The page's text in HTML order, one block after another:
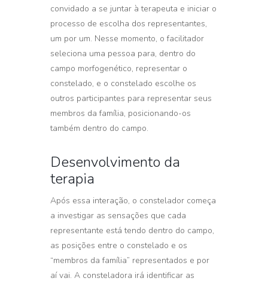
convidado a se juntar à terapeuta e iniciar o
processo de escolha dos representantes,
um por um. Nesse momento, o facilitador
seleciona uma pessoa para, dentro do
campo morfogenético, representar o
constelado, e o constelado escolhe os
outros participantes para representar seus
membros da família, posicionando-os
também dentro do campo.
Desenvolvimento da
terapia
Após essa interação, o constelador começa
a investigar as sensações que cada
representante está tendo dentro do campo,
as posições entre o constelado e os
“membros da família” representados e por
aí vai. A consteladora irá identificar as